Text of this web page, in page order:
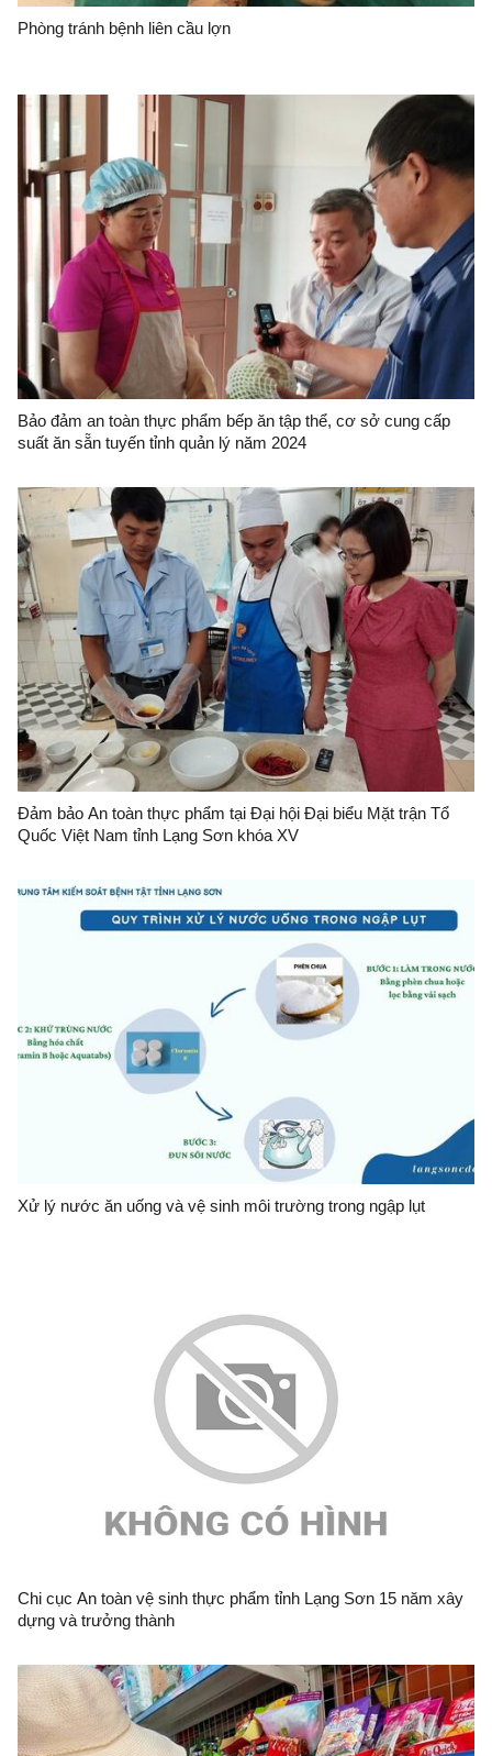
Phòng tránh bệnh liên cầu lợn
Bảo đảm an toàn thực phẩm bếp ăn tập thể, cơ sở cung cấp
suất ăn sẵn tuyến tỉnh quản lý năm 2024
Đảm bảo An toàn thực phẩm tại Đại hội Đại biểu Mặt trận Tổ
Quốc Việt Nam tỉnh Lạng Sơn khóa XV
Xử lý nước ăn uống và vệ sinh môi trường trong ngập lụt
Chi cục An toàn vệ sinh thực phẩm tỉnh Lạng Sơn 15 năm xây
dựng và trưởng thành